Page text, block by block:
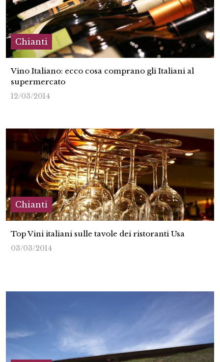
Chianti
Vino Italiano: ecco cosa comprano gli Italiani al
supermercato
12/03/2014
Chianti
Top Vini italiani sulle tavole dei ristoranti Usa
03/03/2014